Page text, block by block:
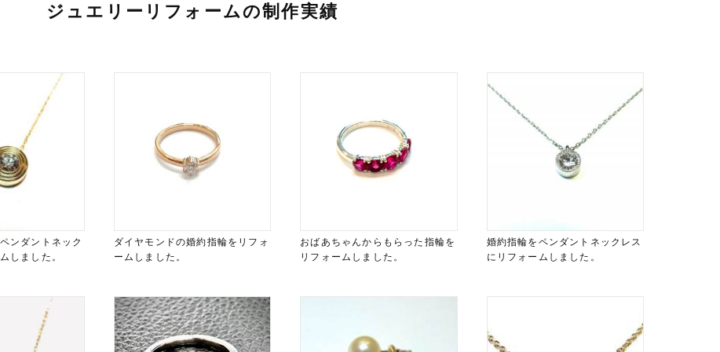
ジュエリーリフォームの制作実績
ンダントネック
しました。
ダイヤモンドの婚約指輪をリフォ
ームしました。
おばあちゃんからもらった指輪を
リフォームしました。
婚約指輪をペンダントネックレス
にリフォームしました。